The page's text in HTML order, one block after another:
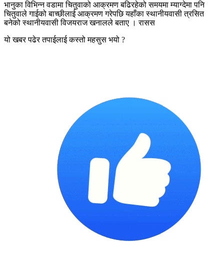
भानुका विभिन्न वडामा चितुवाको आक्रमण बढिरहेको समयमा म्याग्देमा पनि
चितुवाले गाईको बाच्छीलाई आक्रमण गरेपछि यहाँका स्थानीयवासी त्रसित
बनेको स्थानीयवासी विजयराज खनालले बताए । रासस
यो खबर पढेर तपाईलाई कस्तो महसुस भयो ?